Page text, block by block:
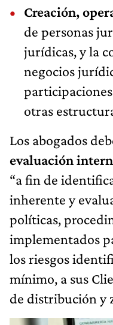
Creación,
de personas
jurídicas, y la
negocios
otras
Los abogados
evaluación
“a fin de
inherente y
políticas,
implementados
los riesgos
mínimo, a sus
de distribución y